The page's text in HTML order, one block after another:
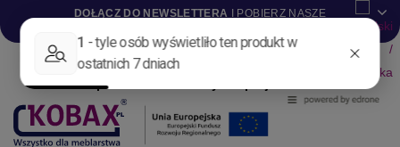
DOŁĄCZ DO NEWSLETTERA I POBIERZ NASZE
Aktualności Nowości
Blog
Pliki do pobrania